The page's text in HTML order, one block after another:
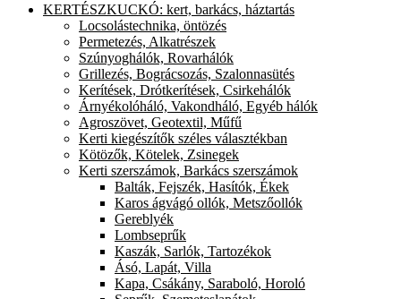
KERTÉSZKUCKÓ: kert, barkács, háztartás
Locsolástechnika, öntözés
Permetezés, Alkatrészek
Szúnyoghálók, Rovarhálók
Grillezés, Bográcsozás, Szalonnasütés
Kerítések, Drótkerítések, Csirkehálók
Árnyékolóháló, Vakondháló, Egyéb hálók
Agroszövet, Geotextil, Műfű
Kerti kiegészítők széles választékban
Kötözők, Kötelek, Zsinegek
Kerti szerszámok, Barkács szerszámok
Balták, Fejszék, Hasítók, Ékek
Karos ágvágó ollók, Metszőollók
Gereblyék
Lombseprűk
Kaszák, Sarlók, Tartozékok
Ásó, Lapát, Villa
Kapa, Csákány, Saraboló, Horoló